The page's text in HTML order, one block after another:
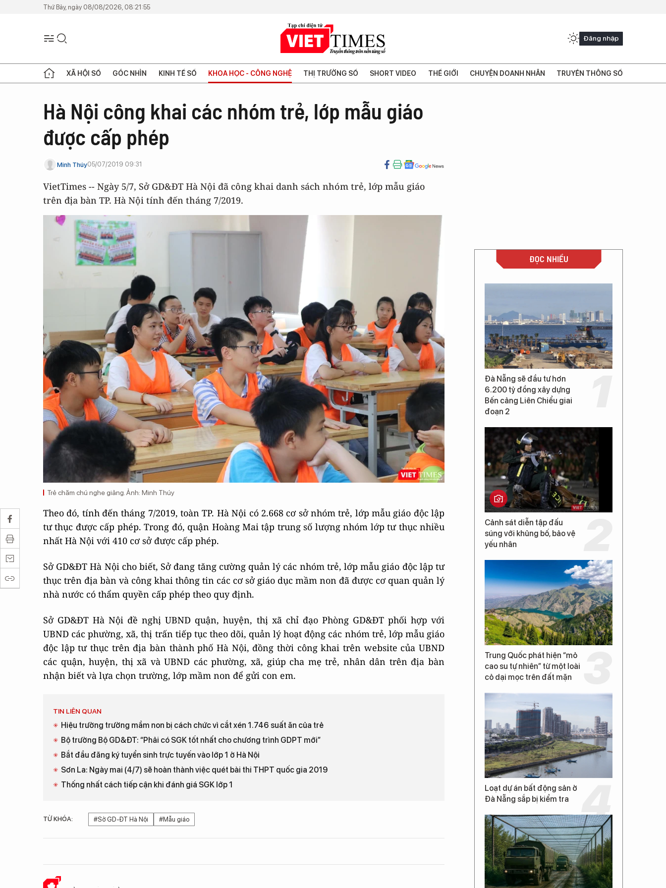
Thứ Bảy, ngày 08/08/2026, 08:21:55
Đăng nhập
XÃ HỘI SỐ GÓC NHÌN KINH TẾ SỐ KHOA HỌC - CÔNG NGHỆ THỊ TRƯỜNG SỐ SHORT VIDEO THẾ GIỚI CHUYỆN DOANH NHÂN TRUYỀN THÔNG SỐ
Hà Nội công khai các nhóm trẻ, lớp mẫu giáo
được cấp phép
Minh Thúy05/07/2019 09:31
VietTimes -- Ngày 5/7, Sở GD&ĐT Hà Nội đã công khai danh sách nhóm trẻ, lớp mẫu giáo
trên địa bàn TP. Hà Nội tính đến tháng 7/2019.
Trẻ chăm chú nghe giảng. Ảnh: Minh Thúy
Theo đó, tính đến tháng 7/2019, toàn TP. Hà Nội có 2.668 cơ sở nhóm trẻ, lớp mẫu giáo độc lập
tư thục được cấp phép. Trong đó, quận Hoàng Mai tập trung số lượng nhóm lớp tư thục nhiều
nhất Hà Nội với 410 cơ sở được cấp phép.
Sở GD&ĐT Hà Nội cho biết, Sở đang tăng cường quản lý các nhóm trẻ, lớp mẫu giáo độc lập tư
thục trên địa bàn và công khai thông tin các cơ sở giáo dục mầm non đã được cơ quan quản lý
nhà nước có thẩm quyền cấp phép theo quy định.
Sở GD&ĐT Hà Nội đề nghị UBND quận, huyện, thị xã chỉ đạo Phòng GD&ĐT phối hợp với
UBND các phường, xã, thị trấn tiếp tục theo dõi, quản lý hoạt động các nhóm trẻ, lớp mẫu giáo
độc lập tư thục trên địa bàn thành phố Hà Nội, đồng thời công khai trên website của UBND
các quận, huyện, thị xã và UBND các phường, xã, giúp cha mẹ trẻ, nhân dân trên địa bàn
nhận biết và lựa chọn trường, lớp mầm non để gửi con em.
TIN LIÊN QUAN
Hiệu trưởng trường mầm non bị cách chức vì cắt xén 1.746 suất ăn của trẻ
Bộ trưởng Bộ GD&ĐT: “Phải có SGK tốt nhất cho chương trình GDPT mới”
Bắt đầu đăng ký tuyển sinh trực tuyến vào lớp 1 ở Hà Nội
Sơn La: Ngày mai (4/7) sẽ hoàn thành việc quét bài thi THPT quốc gia 2019
Thống nhất cách tiếp cận khi đánh giá SGK lớp 1
TỪ KHÓA: #Sở GD-ĐT Hà Nội #Mẫu giáo
ĐỌC NHIỀU
Đà Nẵng sẽ đầu tư hơn
6.200 tỷ đồng xây dựng
Bến cảng Liên Chiểu giai
đoạn 2
Cảnh sát diễn tập đấu
súng với khủng bố, bảo vệ
yếu nhân
Trung Quốc phát hiện “mỏ
cao su tự nhiên” từ một loài
cỏ dại mọc trên đất mặn
Loạt dự án bất động sản ở
Đà Nẵng sắp bị kiểm tra